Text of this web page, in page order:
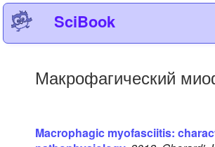
SciBook
Макрофагический
Macrophagic myofasciitis: